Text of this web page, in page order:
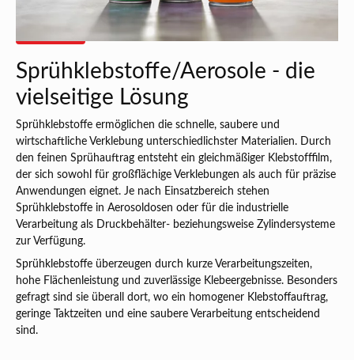
Sprühklebstoffe/Aerosole - die
vielseitige Lösung
Sprühklebstoffe ermöglichen die schnelle, saubere und
wirtschaftliche Verklebung unterschiedlichster Materialien. Durch
den feinen Sprühauftrag entsteht ein gleichmäßiger Klebstofffilm,
der sich sowohl für großflächige Verklebungen als auch für präzise
Anwendungen eignet. Je nach Einsatzbereich stehen
Sprühklebstoffe in Aerosoldosen oder für die industrielle
Verarbeitung als Druckbehälter- beziehungsweise Zylindersysteme
zur Verfügung.
Sprühklebstoffe überzeugen durch kurze Verarbeitungszeiten,
hohe Flächenleistung und zuverlässige Klebeergebnisse. Besonders
gefragt sind sie überall dort, wo ein homogener Klebstoffauftrag,
geringe Taktzeiten und eine saubere Verarbeitung entscheidend
sind.